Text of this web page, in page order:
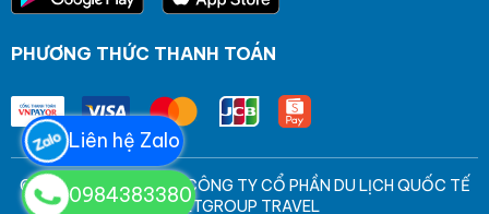
PHƯƠNG THỨC THANH TOÁN
© Bản quyền thuộc về CÔNG TY CỔ PHẦN DU LỊCH QUỐC TẾ
VIETGROUP TRAVEL
0984383380
Liên hệ Zalo